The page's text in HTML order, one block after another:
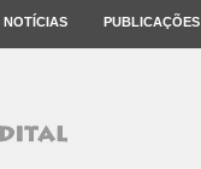
NOTÍCIAS PUBLICAÇÕES